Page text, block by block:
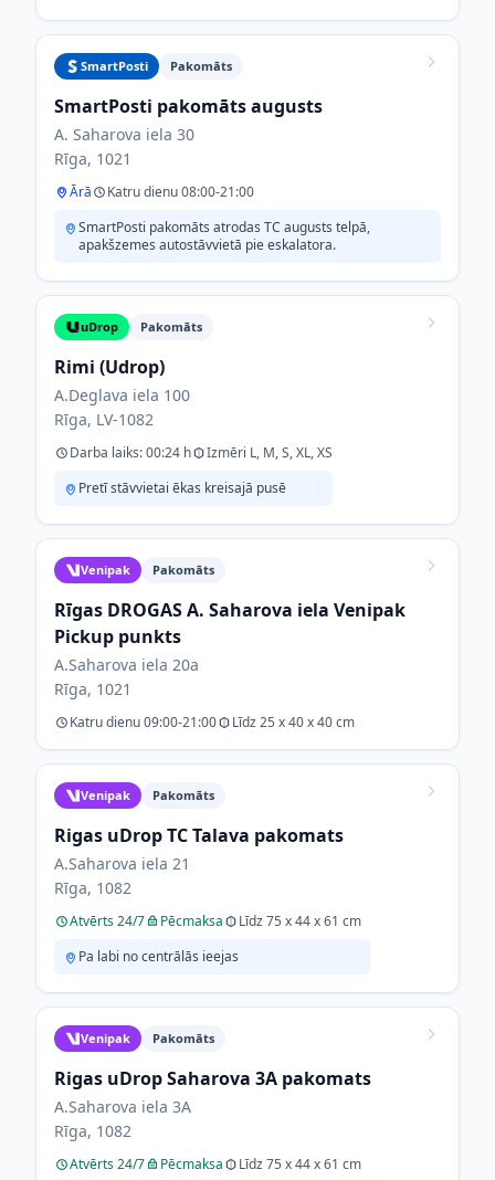
SmartPosti Pakomāts
SmartPosti pakomāts augusts
A. Saharova iela 30
Rīga, 1021
Ārā
Katru dienu 08:00-21:00
SmartPosti pakomāts atrodas TC augusts telpā,
apakšzemes autostāvvietā pie eskalatora.
uDrop Pakomāts
Rimi (Udrop)
A.Deglava iela 100
Rīga, LV-1082
Darba laiks: 00:24 h
Izmēri L, M, S, XL, XS
Pretī stāvvietai ēkas kreisajā pusē
Venipak Pakomāts
Rīgas DROGAS A. Saharova iela Venipak
Pickup punkts
A.Saharova iela 20a
Rīga, 1021
Katru dienu 09:00-21:00 Līdz 25 x 40 x 40 cm
Venipak Pakomāts
Rigas uDrop TC Talava pakomats
A.Saharova iela 21
Rīga, 1082
Atvērts 24/7 Pēcmaksa
Līdz 75 x 44 x 61 cm
Pa labi no centrālās ieejas
Venipak Pakomāts
Rigas uDrop Saharova 3A pakomats
A.Saharova iela 3A
Rīga, 1082
Atvērts 24/7 Pēcmaksa
Līdz 75 x 44 x 61 cm